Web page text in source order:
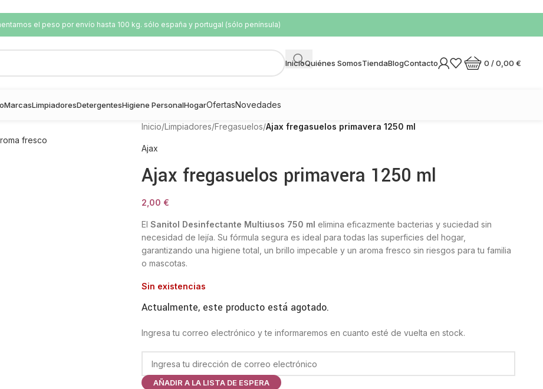
el peso por envío hasta 100 kg. sólo españa y portugal (sólo península)
InicioQuiénes SomosTiendaBlogContacto 0 /0,00 €
MarcasLimpiadoresDetergentesHigiene PersonalHogarOfertasNovedades
Inicio/Limpiadores/Fregasuelos/Ajax fregasuelos primavera 1250 ml
Ajax
Ajax fregasuelos primavera 1250 ml
2,00 €
ElSanitol Desinfectante Multiusos 750 ml elimina eficazmente bacterias y suciedad sin
necesidad de lejía.Su fórmula segura es ideal para todas las superficies del hogar,
garantizando una higiene total, un brillo impecable y un aroma fresco sin riesgos para tu familia
o mascotas.
Sin existencias
Actualmente, este producto está agotado.
Ingresa tu correo electrónico y te informaremos en cuanto esté de vuelta en stock.
AÑADIR A LA LISTA DE ESPERA